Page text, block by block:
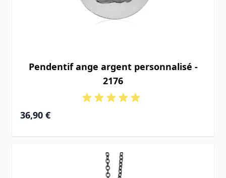
Pendentif ange argent personnalisé -
2176
36,90 €